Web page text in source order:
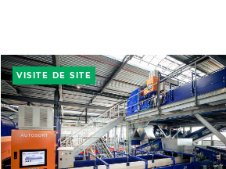
VISITE DE SITE